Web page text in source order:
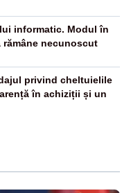
informatic. Modul în
necunoscut
privind cheltuielile
în achiziții și un